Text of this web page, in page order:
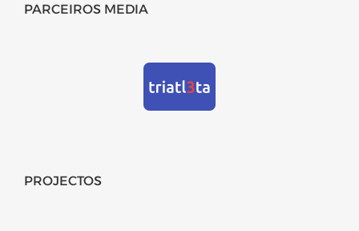
PARCEIROS MEDIA
PROJECTOS